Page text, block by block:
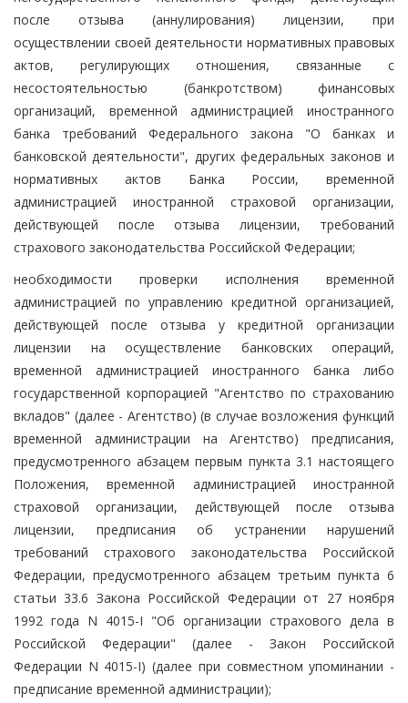
после отзыва (аннулирования) лицензии, при
осуществлении своей деятельности нормативных правовых
актов, регулирующих отношения, связанные с
несостоятельностью (банкротством) финансовых
организаций, временной администрацией иностранного
банка требований Федерального закона "О банках и
банковской деятельности", других федеральных законов и
нормативных актов Банка России, временной
администрацией иностранной страховой организации,
действующей после отзыва лицензии, требований
страхового законодательства Российской Федерации;
необходимости проверки исполнения временной
администрацией по управлению кредитной организацией,
действующей после отзыва у кредитной организации
лицензии на осуществление банковских операций,
временной администрацией иностранного банка либо
государственной корпорацией "Агентство по страхованию
вкладов" (далее - Агентство) (в случае возложения функций
временной администрации на Агентство) предписания,
предусмотренного абзацем первым пункта 3.1 настоящего
Положения, временной администрацией иностранной
страховой организации, действующей после отзыва
лицензии, предписания об устранении нарушений
требований страхового законодательства Российской
Федерации, предусмотренного абзацем третьим пункта 6
статьи 33.6 Закона Российской Федерации от 27 ноября
1992 года N 4015-I "Об организации страхового дела в
Российской Федерации" (далее - Закон Российской
Федерации N 4015-I) (далее при совместном упоминании -
предписание временной администрации);